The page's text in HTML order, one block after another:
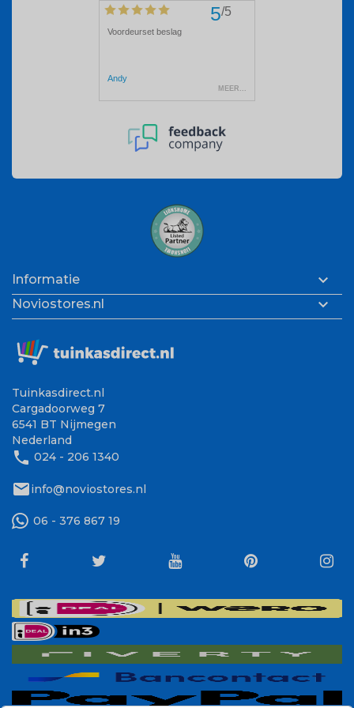
Informatie 
Noviostores.nl 
Tuinkasdirect.nl
Cargadoorweg 7
6541 BT Nijmegen
Nederland
phone 024 - 206 1340
mailinfo@noviostores.nl
06 - 376 867 19